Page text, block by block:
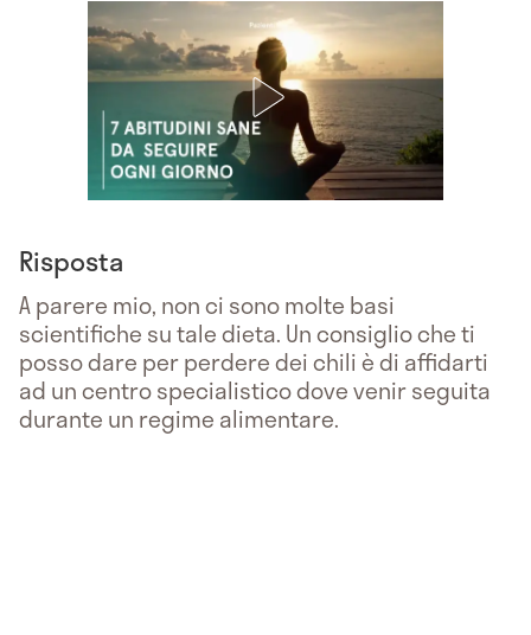
Risposta
A parere mio, non ci sono molte basi
scientifiche su tale dieta. Un consiglio che ti
posso dare per perdere dei chili è di affidarti
ad un centro specialistico dove venir seguita
durante un regime alimentare.